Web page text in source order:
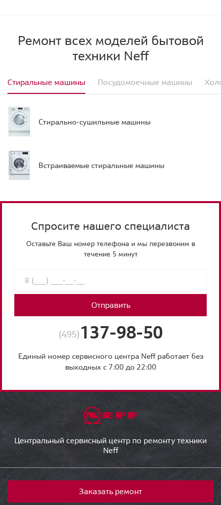
Ремонт всех моделей бытовой
техники Neff
Стиральные машины Посудомоечные машины
Стирально-сушильные машины
Встраиваемые стиральные машины
Спросите нашего специалиста
Оставьте Ваш номер телефона и мы перезвоним в
течение 5 минут
Отправить
(495) 137-98-50
Единый номер сервисного центра Neff работает без
выходных с 7:00 до 22:00
Центральный сервисный центр по ремонту техники
Neff
Заказать ремонт